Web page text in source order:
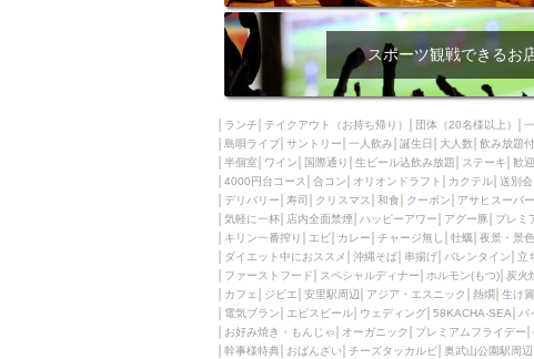
ファーストフード
ス
スクリーン
スペイン
カニ
カフェ ジビエ
分煙
ホッピー
焼肉 電
マイク
サッポロ
市立病院前駅周辺
中華
綺麗orお洒落なトイレ
クラフトビール
鉄板
壺川駅周辺
秋限定メ
ラクレット
赤嶺駅周辺
スポーツ観戦できるお
ランチ テイクアウト（お持ち帰り） 団体（20名様以上）
島唄ライブ サントリー 一人飲み 誕生日 大人数 飲み放題
半個室
ワイン 国際通り 生ビール込飲み放題 ステーキ 歓
4000円台コース
合コン オリオンドラフト カクテル 送別会
デリバリー
寿司 クリスマス 和食 クーポン アサヒスーパ
気軽に一杯
店内全面禁煙 ハッピーアワー アグー豚 プレミ
キリン一番搾り
エビ カレー チャージ無し 牡蠣 夜景・景
ダイエット中におススメ
沖縄そば 串揚げ バレンタイン 立
ファーストフード
スペシャルディナー ホルモン(もつ) 炭火
カフェ
ジビエ 安里駅周辺 アジア・エスニック 熱燗 生け簀
電気ブラン
エビスビール ウェディング 58KACHA-SEA バ
お好み焼き・もんじゃ
オーガニック プレミアムフライデー
幹事様特典
おばんざい チーズタッカルビ 奥武山公園駅周辺